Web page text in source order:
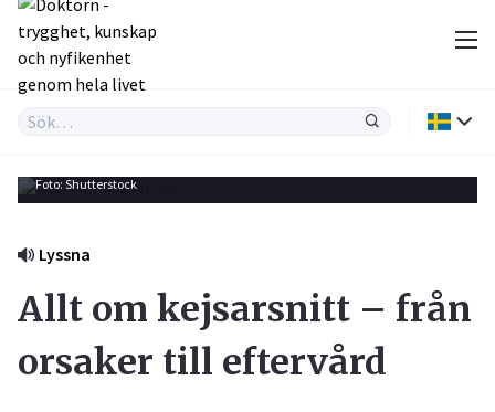
Foto: Shutterstock
Lyssna
Allt om kejsarsnitt – från
orsaker till eftervård